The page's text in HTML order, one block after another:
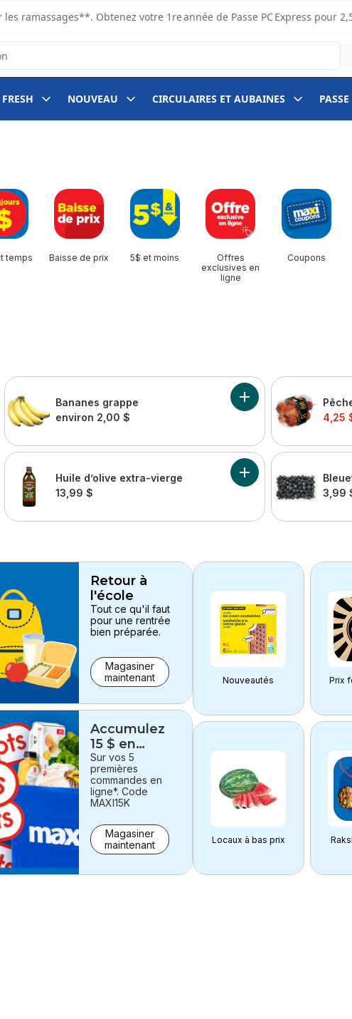
ramassages**. Obtenez votre 1re année de Passe PC Express pour
FRESH NOUVEAU CIRCULAIRES ET AUBAINES
temps Baisse de prix 5$ et moins
Offres
exclusives en
ligne
Coupons
Pommes naturellement imparfaites, sac de 6 lb au panier
Lait 2 % au panier
Bananes grappe
environ 2,00 $
Ajouter Bananes
Huile d’olive extra-vierge
13,99 $
Ajouter Huile d’olive
sale:
4,25
3,99
Retour à
l'école
Tout ce qu'il faut
pour une rentrée
bien préparée.
Magasiner
maintenant
Accumulez
15 $ en
points!
Sur vos 5
premières
commandes en
ligne*. Code
MAXI15K
Magasiner
maintenant
Nouveautés
Locaux à bas prix
Prix